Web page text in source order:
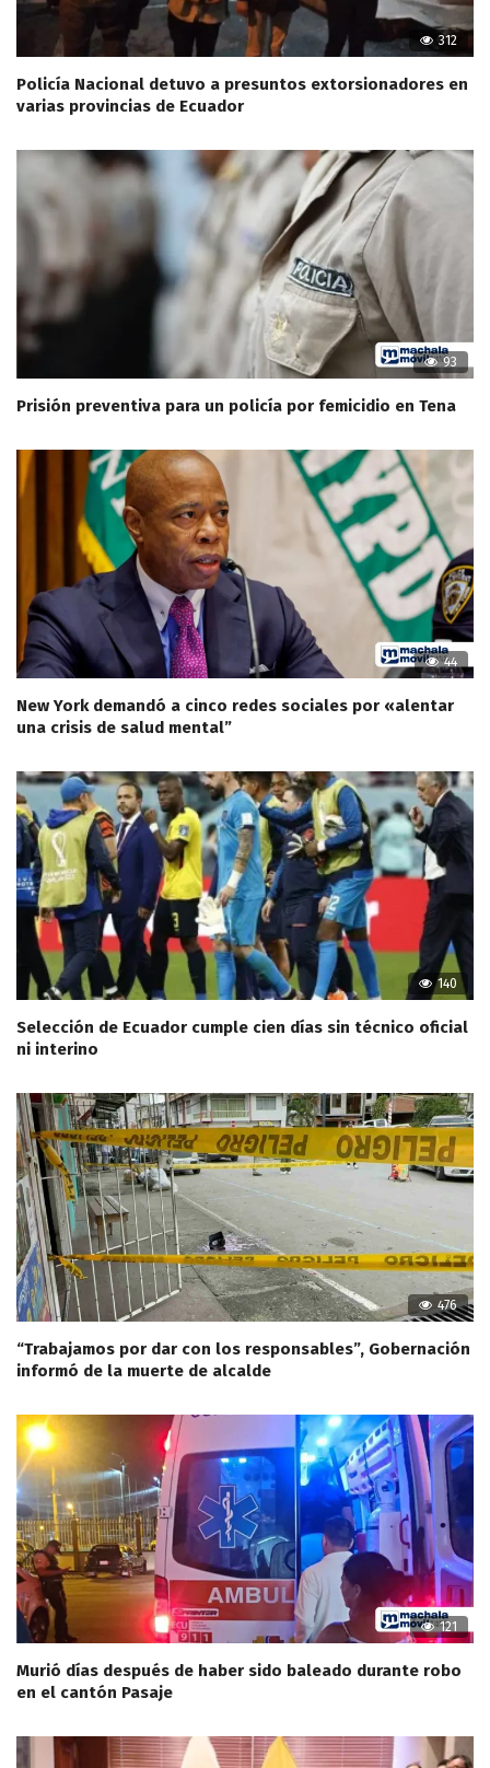
312
Policía Nacional detuvo a presuntos extorsionadores en
varias provincias de Ecuador
93
Prisión preventiva para un policía por femicidio en Tena
44
New York demandó a cinco redes sociales por «alentar
una crisis de salud mental”
140
Selección de Ecuador cumple cien días sin técnico oficial
ni interino
476
“Trabajamos por dar con los responsables”, Gobernación
informó de la muerte de alcalde
121
Murió días después de haber sido baleado durante robo
en el cantón Pasaje